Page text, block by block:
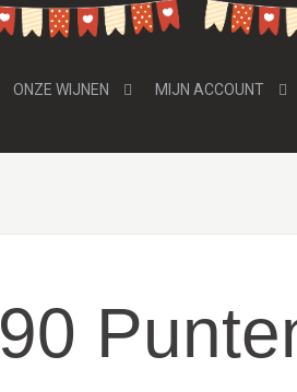
ONZE WIJNEN
MIJN ACCOUNT
90